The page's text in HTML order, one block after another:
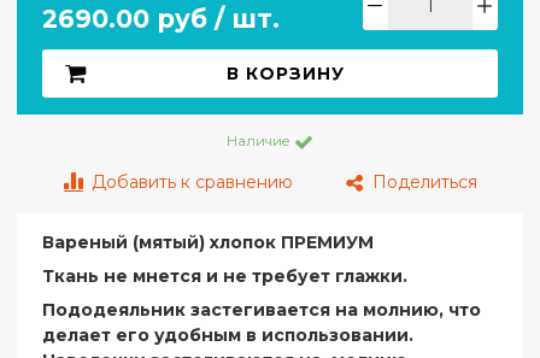
2690.00 руб / шт.
В КОРЗИНУ
Наличие
Добавить к сравнению Поделиться
Вареный (мятый) хлопок ПРЕМИУМ
Ткань не мнется и не требует глажки.
Пододеяльник застегивается на молнию, что
делает его удобным в использовании.